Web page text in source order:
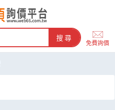
搜尋
免費詢價